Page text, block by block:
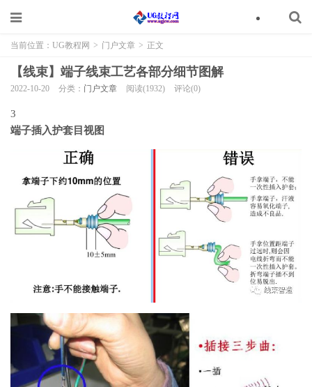
当前位置： UG教程网 > 门户文章 > 正文
【线束】端子线束工艺各部分细节图解
2022-10-20 分类： 门户文章 阅读(1932) 评论(0)
3
端子插入护套目视图